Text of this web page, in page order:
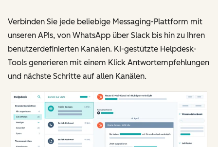
Verbinden Sie jede beliebige Messaging-Plattform mit
unseren APIs, von WhatsApp über Slack bis hin zu Ihren
benutzerdefinierten Kanälen. KI-gestützte Helpdesk-
Tools generieren mit einem Klick Antwortempfehlungen
und nächste Schritte auf allen Kanälen.